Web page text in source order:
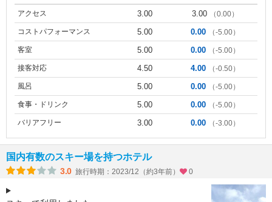
アクセス 3.00 3.00 （0.00）
コストパフォーマンス 5.00 0.00 （-5.00）
客室 5.00 0.00 （-5.00）
接客対応 4.50 4.00 （-0.50）
風呂 5.00 0.00 （-5.00）
食事・ドリンク 5.00 0.00 （-5.00）
バリアフリー 3.00 0.00 （-3.00）
国内有数のスキー場を持つホテル
3.0 旅行時期：2023/12（約3年前） 0